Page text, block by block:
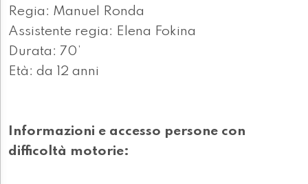
Regia: Manuel Ronda
Assistente regia: Elena Fokina
Durata: 70’
Età: da 12 anni
Informazioni e accesso persone con
difficoltà motorie: